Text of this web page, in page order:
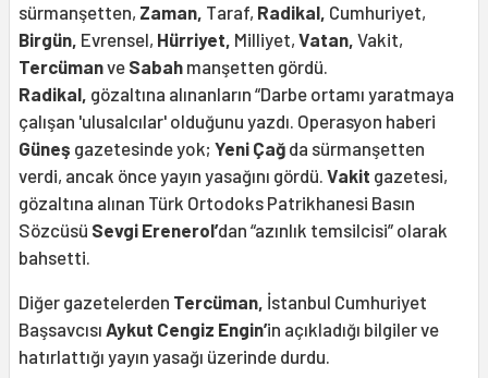
sürmanşetten, Zaman, Taraf, Radikal, Cumhuriyet,
Birgün, Evrensel, Hürriyet, Milliyet, Vatan, Vakit,
Tercümanve Sabah manşetten gördü.
Radikal, gözaltına alınanların “Darbe ortamı yaratmaya
çalışan 'ulusalcılar' olduğunu yazdı. Operasyon haberi
Güneş gazetesinde yok; Yeni Çağ da sürmanşetten
verdi, ancak önce yayın yasağını gördü. Vakit gazetesi,
gözaltına alınan Türk Ortodoks Patrikhanesi Basın
Sözcüsü Sevgi Erenerol’dan “azınlık temsilcisi” olarak
bahsetti.
Diğer gazetelerden Tercüman, İstanbul Cumhuriyet
Başsavcısı Aykut Cengiz Engin’in açıkladığı bilgiler ve
hatırlattığı yayın yasağı üzerinde durdu.